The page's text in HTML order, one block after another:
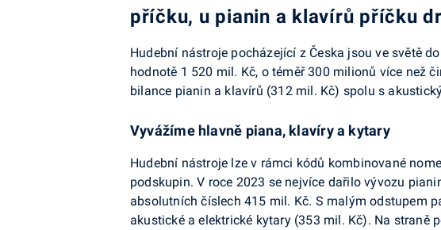
příčku, u pianin a klavírů příčku
Hudební nástroje pocházející z Česka jsou ve světě
hodnotě 1 520 mil. Kč, o téměř 300 milionů více než
bilance pianin a klavírů (312 mil. Kč) spolu s
Vyvážíme hlavně piana, klavíry a kytary
Hudební nástroje lze v rámci kódů kombinované
podskupin. V roce 2023 se nejvíce dařilo vývozu
absolutních číslech 415 mil. Kč. S malým odstupem
akustické a elektrické kytary (353 mil. Kč). Na straně